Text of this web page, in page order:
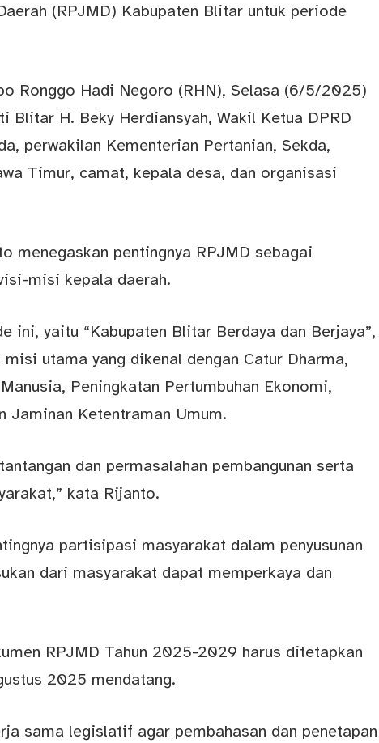
(RPJMD) Kabupaten Blitar untuk periode
Ronggo Hadi Negoro (RHN), Selasa (6/5/2025)
Blitar H. Beky Herdiansyah, Wakil Ketua DPRD
perwakilan Kementerian Pertanian, Sekda,
Timur, camat, kepala desa, dan organisasi
menegaskan pentingnya RPJMD sebagai
misi kepala daerah.
ini, yaitu “Kabupaten Blitar Berdaya dan Berjaya”,
utama yang dikenal dengan Catur Dharma,
Peningkatan Pertumbuhan Ekonomi,
Jaminan Ketentraman Umum.
dan permasalahan pembangunan serta
kata Rijanto.
partisipasi masyarakat dalam penyusunan
dari masyarakat dapat memperkaya dan
RPJMD Tahun 2025-2029 harus ditetapkan
2025 mendatang.
sama legislatif agar pembahasan dan penetapan